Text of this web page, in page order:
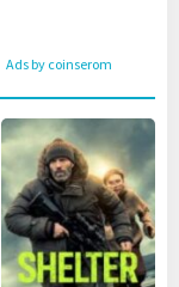
Ads by coinserom